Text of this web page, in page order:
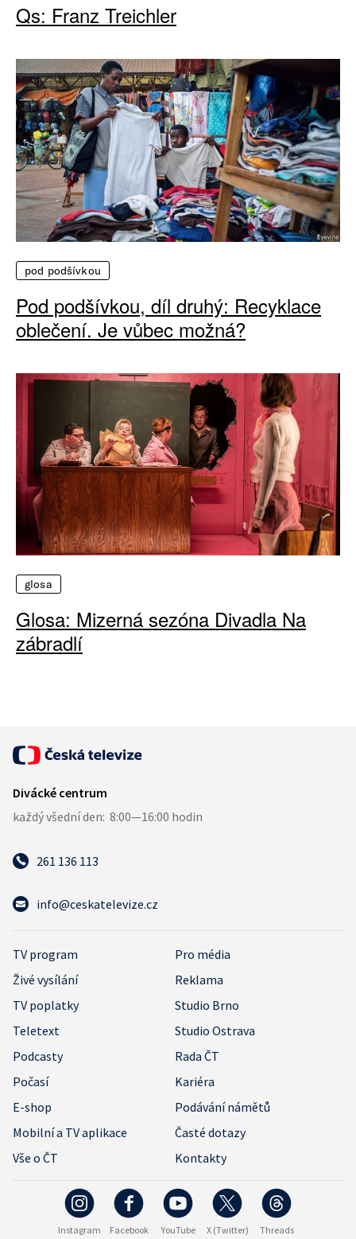
Qs: Franz Treichler
pod podšívkou
Pod podšívkou, díl druhý: Recyklace
oblečení. Je vůbec možná?
glosa
Glosa: Mizerná sezóna Divadla Na
zábradlí
261 136 113
info@ceskatelevize.cz
TV program
Pro média
Živé vysílání
Reklama
TV poplatky
Studio Brno
Teletext
Studio Ostrava
Podcasty
Rada ČT
Počasí
Kariéra
E-shop
Podávání námětů
Mobilní a TV aplikace
Časté dotazy
Vše o ČT
Kontakty
Instagram Facebook YouTube X (Twitter) Threads